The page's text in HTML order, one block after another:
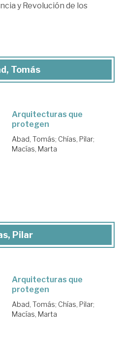
y Revolución de los
Tomás
Arquitecturas que
protegen
Abad, Tomás; Chías, Pilar;
Macías, Marta
Pilar
Arquitecturas que
protegen
Abad, Tomás; Chías, Pilar;
Macías, Marta